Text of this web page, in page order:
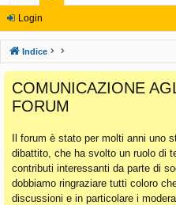
oll
eg
a
m
en
ti
Ra
pi
u
m
Login
Indice
COMUNICAZIONE
FORUM
Il forum è stato per molti anni uno
dibattito, che ha svolto un ruolo di
contributi interessanti da parte di
dobbiamo ringraziare tutti coloro
discussioni e in particolare i